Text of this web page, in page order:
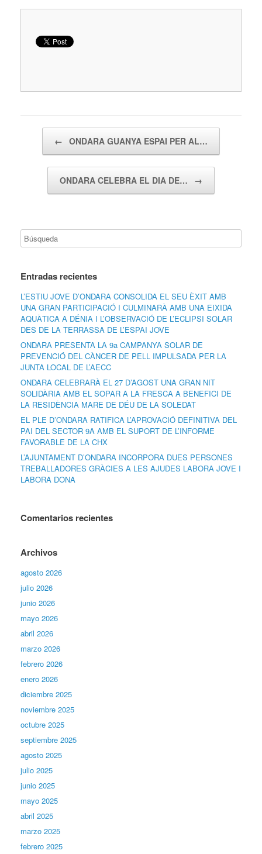
← ONDARA GUANYA ESPAI PER AL…
ONDARA CELEBRA EL DIA DE… →
Entradas recientes
L’ESTIU JOVE D’ONDARA CONSOLIDA EL SEU ÈXIT AMB
UNA GRAN PARTICIPACIÓ I CULMINARÀ AMB UNA EIXIDA
AQUÀTICA A DÉNIA I L’OBSERVACIÓ DE L’ECLIPSI SOLAR
DES DE LA TERRASSA DE L’ESPAI JOVE
ONDARA PRESENTA LA 9a CAMPANYA SOLAR DE
PREVENCIÓ DEL CÀNCER DE PELL IMPULSADA PER LA
JUNTA LOCAL DE L’AECC
ONDARA CELEBRARÀ EL 27 D’AGOST UNA GRAN NIT
SOLIDÀRIA AMB EL SOPAR A LA FRESCA A BENEFICI DE
LA RESIDÈNCIA MARE DE DÉU DE LA SOLEDAT
EL PLE D’ONDARA RATIFICA L’APROVACIÓ DEFINITIVA DEL
PAI DEL SECTOR 9A AMB EL SUPORT DE L’INFORME
FAVORABLE DE LA CHX
L’AJUNTAMENT D’ONDARA INCORPORA DUES PERSONES
TREBALLADORES GRÀCIES A LES AJUDES LABORA JOVE I
LABORA DONA
Comentarios recientes
Archivos
agosto 2026
julio 2026
junio 2026
mayo 2026
abril 2026
marzo 2026
febrero 2026
enero 2026
diciembre 2025
noviembre 2025
octubre 2025
septiembre 2025
agosto 2025
julio 2025
junio 2025
mayo 2025
abril 2025
marzo 2025
febrero 2025